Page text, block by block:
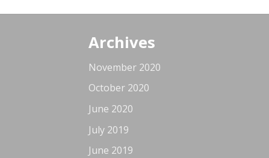
Archives
November 2020
October 2020
June 2020
July 2019
June 2019